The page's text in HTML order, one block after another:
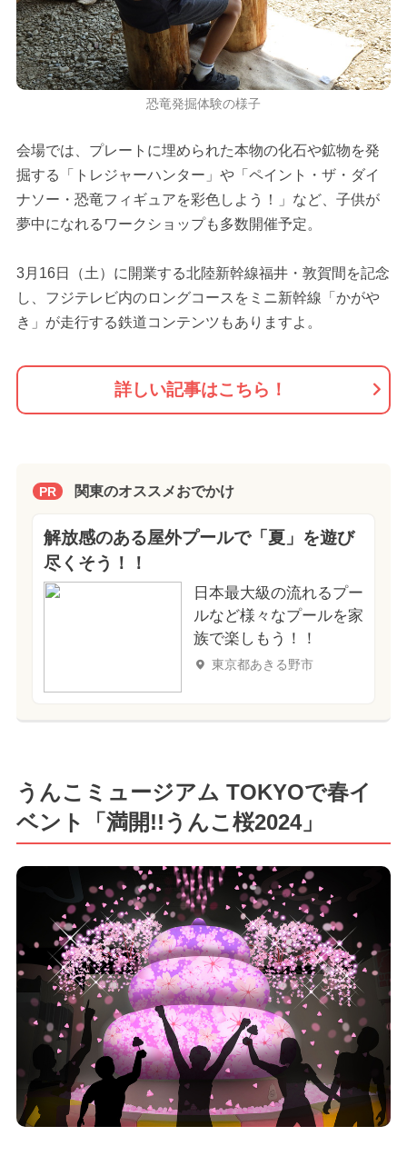
恐竜発掘体験の様子
会場では、プレートに埋められた本物の化石や鉱物を発
掘する「トレジャーハンター」や「ペイント・ザ・ダイ
ナソー・恐竜フィギュアを彩色しよう！」など、子供が
夢中になれるワークショップも多数開催予定。
3月16日（土）に開業する北陸新幹線福井・敦賀間を記念
し、フジテレビ内のロングコースをミニ新幹線「かがや
き」が走行する鉄道コンテンツもありますよ。
詳しい記事はこちら！
PR 関東のオススメおでかけ
解放感のある屋外プールで「夏」を遊び
尽くそう！！
日本最大級の流れるプー
ルなど様々なプールを家
族で楽しもう！！
東京都あきる野市
うんこミュージアム TOKYOで春イ
ベント「満開!!うんこ桜2024」